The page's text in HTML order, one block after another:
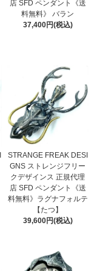
店 SFD ペンダント《送
料無料》 バラン
37,400円(税込)
STRANGE FREAK DESI
GNS ストレンジフリー
クデザインス 正規代理
店 SFD ペンダント《送
料無料》ラグナフォルテ
【たつ】
39,600円(税込)